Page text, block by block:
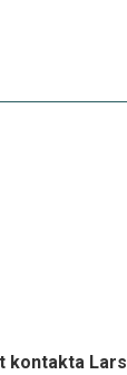
kontakta Lars